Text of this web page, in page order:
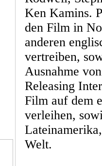
Ken Kamins.
den Film in
anderen
vertreiben,
Ausnahme
Releasing
Film auf dem
verleihen,
Welt.